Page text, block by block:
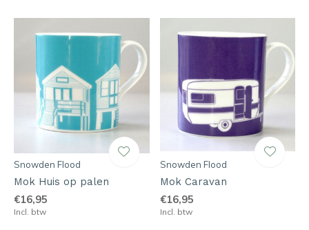
Snowden Flood
Mok Huis op palen
€16,95
Incl. btw
Snowden Flood
Mok Caravan
€16,95
Incl. btw